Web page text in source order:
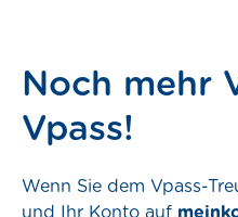
Noch mehr
Vpass!
Wenn Sie dem Vpass-
und Ihr Konto auf